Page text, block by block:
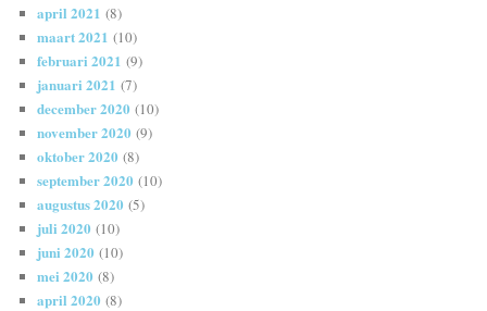
april 2021 (8)
maart 2021 (10)
februari 2021 (9)
januari 2021 (7)
december 2020 (10)
november 2020 (9)
oktober 2020 (8)
september 2020 (10)
augustus 2020 (5)
juli 2020 (10)
juni 2020 (10)
mei 2020 (8)
april 2020 (8)